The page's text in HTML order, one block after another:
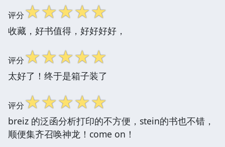
评分☆☆☆☆☆
收藏，好书值得，好好好好，
评分☆☆☆☆☆
太好了！终于是箱子装了
评分☆☆☆☆☆
breiz 的泛函分析打印的不方便，stein的书也不错，
顺便集齐召唤神龙！come on！